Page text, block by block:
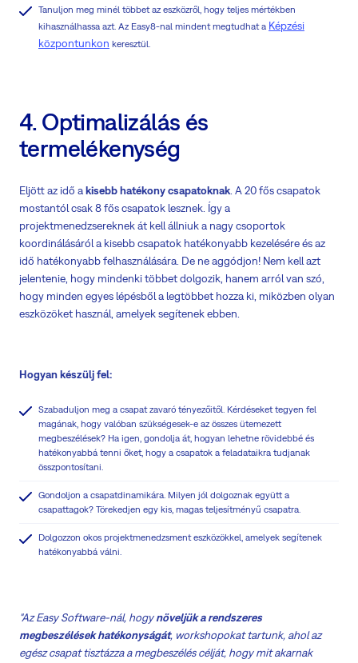
Tanuljon meg minél többet az eszközről, hogy teljes mértékben
kihasználhassa azt. Az Easy8-nal mindent megtudhat a Képzési
központunkon keresztül.
4. Optimalizálás és
termelékenység
Eljött az idő akisebb hatékony csapatoknak . A 20 fős csapatok
mostantól csak 8 fős csapatok lesznek. Így a
projektmenedzsereknek át kell állniuk a nagy csoportok
koordinálásáról a kisebb csapatok hatékonyabb kezelésére és az
idő hatékonyabb felhasználására. De ne aggódjon! Nem kell azt
jelentenie, hogy mindenki többet dolgozik, hanem arról van szó,
hogy minden egyes lépésből a legtöbbet hozza ki, miközben olyan
eszközöket használ, amelyek segítenek ebben.
Hogyan készülj fel:
Szabaduljon meg a csapat zavaró tényezőitől. Kérdéseket tegyen fel
magának, hogy valóban szükségesek-e az összes ütemezett
megbeszélések? Ha igen, gondolja át, hogyan lehetne rövidebbé és
hatékonyabbá tenni őket, hogy a csapatok a feladataikra tudjanak
összpontosítani.
Gondoljon a csapatdinamikára. Milyen jól dolgoznak együtt a
csapattagok? Törekedjen egy kis, magas teljesítményű csapatra.
Dolgozzon okos projektmenedzsment eszközökkel, amelyek segítenek
hatékonyabbá válni.
"Az Easy Software-nál, hogynöveljük a rendszeres
megbeszélések hatékonyságát, workshopokat tartunk, ahol az
egész csapat tisztázza a megbeszélés célját, hogy mit akarnak